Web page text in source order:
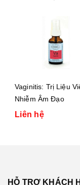
Vaginitis: Trị Liệu
Nhiễm Âm Đạo
Liên hệ
HỖ TRỢ KHÁCH